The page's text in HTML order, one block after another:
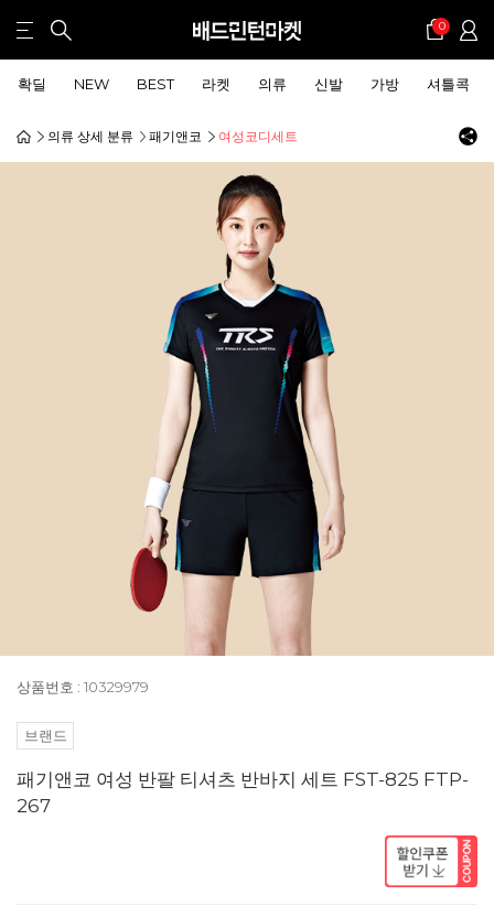
0
확딜 NEW BEST 라켓 의류 신발 가방 셔틀콕
의류 상세 분류 패기앤코 여성코디세트
상품번호 : 10329979
브랜드
패기앤코 여성 반팔 티셔츠 반바지 세트 FST-825 FTP-
267